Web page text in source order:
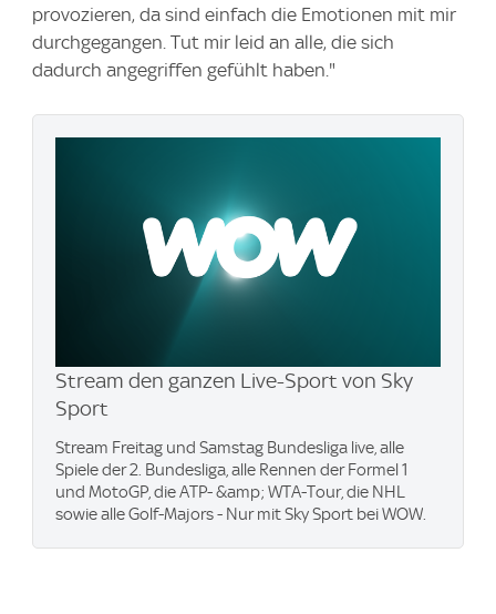
provozieren, da sind einfach die Emotionen mit mir
durchgegangen. Tut mir leid an alle, die sich
dadurch angegriffen gefühlt haben."
Stream den ganzen Live-Sport von Sky
Sport
Stream Freitag und Samstag Bundesliga live, alle
Spiele der 2. Bundesliga, alle Rennen der Formel 1
und MotoGP, die ATP- &amp; WTA-Tour, die NHL
sowie alle Golf-Majors - Nur mit Sky Sport bei WOW.